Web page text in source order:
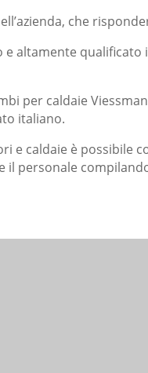
che
altamente
per caldaie
italiano.
e caldaie è possibile
il personale